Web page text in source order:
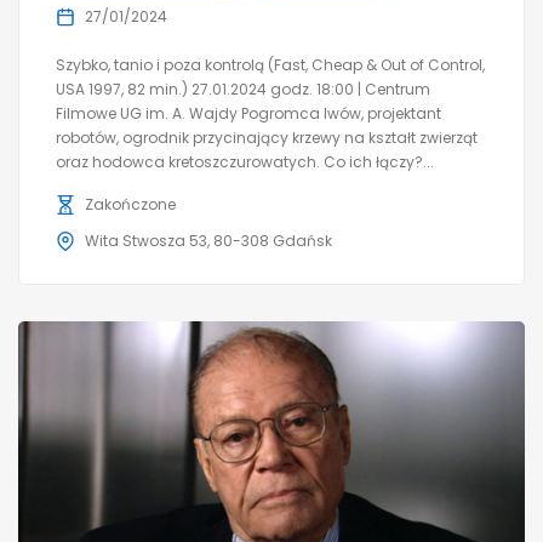
27/01/2024
Szybko, tanio i poza kontrolą (Fast, Cheap & Out of Control,
USA 1997, 82 min.) 27.01.2024 godz. 18:00 | Centrum
Filmowe UG im. A. Wajdy Pogromca lwów, projektant
robotów, ogrodnik przycinający krzewy na kształt zwierząt
oraz hodowca kretoszczurowatych. Co ich łączy?...
Zakończone
Wita Stwosza 53, 80-308 Gdańsk